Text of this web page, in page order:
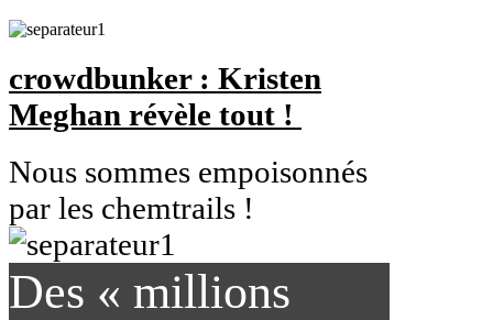
crowdbunker : Kristen
Meghan révèle tout !
Nous sommes empoisonnés
par les chemtrails !
Des « millions